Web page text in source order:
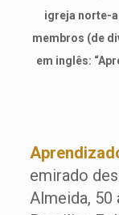
igreja norte-
membros (de
em inglês:
emirado
Almeida, 50